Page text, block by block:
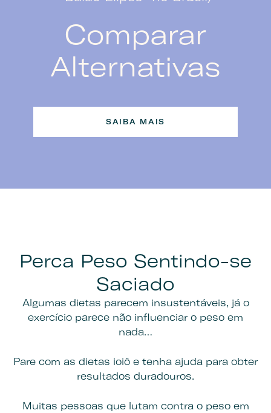
Comparar
Alternativas
SAIBA MAIS
Perca Peso Sentindo-se
Saciado
Algumas dietas parecem insustentáveis, já o
exercício parece não influenciar o peso em
nada…
Pare com as dietas ioiô e tenha ajuda para obter
resultados duradouros.
Muitas pessoas que lutam contra o peso em